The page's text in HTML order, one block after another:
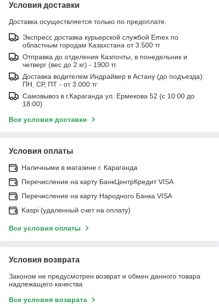
Условия доставки
Доставка осуществляется только по предоплате.
Экспресс доставка курьерской службой Emex по
областным городам Казахстана от 3.500 тг
Отправка до отделения Казпочты, в понедельник и
четверг (вес до 2 кг) - 1900 тг.
Доставка водителем Индрайвер в Астану (до подъезда):
ПН, СР, ПТ - от 3.000 тг
Самовывоз в г.Караганда ул. Ермекова 52 (с 10:00 до
18:00)
Все условия доставки
Условия оплаты
Наличными в магазине г. Караганда
Перечисление на карту БанкЦентрКредит VISA
Перечисление на карту Народного Банка VISA
Kaspi (удаленный счет на оплату)
Все условия оплаты
Условия возврата
Законом не предусмотрен возврат и обмен данного товара
надлежащего качества
Все условия возврата